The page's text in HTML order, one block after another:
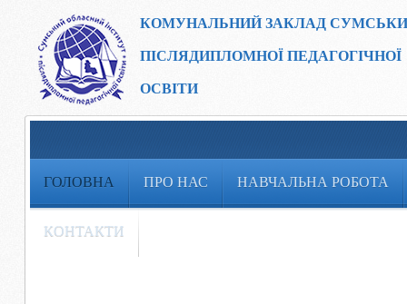
КОМУНАЛЬНИЙ ЗАКЛАД
ПІСЛЯДИПЛОМНОЇ ПЕДАГОГІЧНОЇ
ОСВІТИ
ГОЛОВНА ПРО НАС НАВЧАЛЬНА РОБОТА
КОНТАКТИ